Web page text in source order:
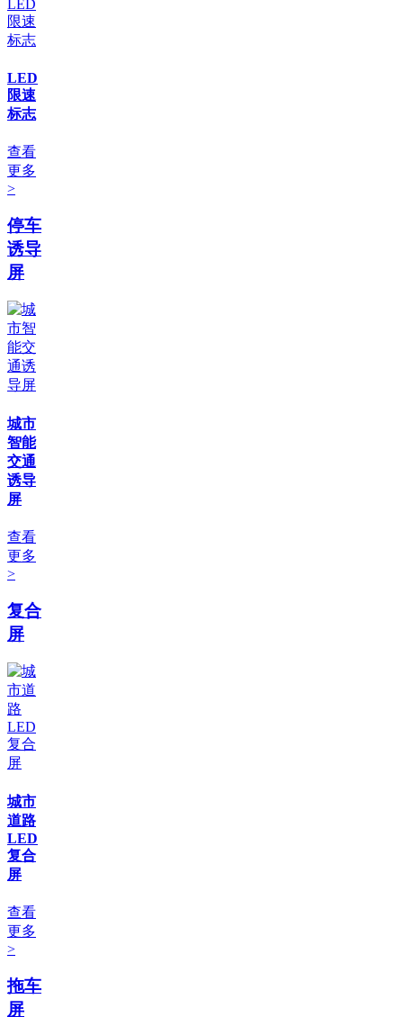
LED
限速
标志
查看
更多
>
停车
诱导
屏
城市
智能
交通
诱导
屏
查看
更多
>
复合
屏
城市
道路
LED
复合
屏
查看
更多
>
拖车
屏